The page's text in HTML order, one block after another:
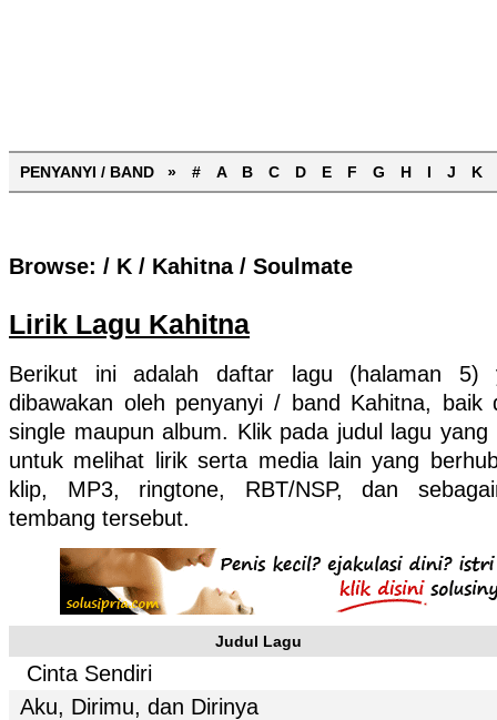
PENYANYI / BAND » # A B C D E F G H I J K
Browse: / K / Kahitna/ Soulmate
Lirik Lagu Kahitna
Berikut ini adalah daftar lagu (halaman 5)
dibawakan oleh penyanyi / band Kahitna, baik
single maupun album. Klik pada judul lagu yang
untuk melihat lirik serta media lain yang
klip, MP3, ringtone, RBT/NSP, dan
tembang tersebut.
Judul Lagu
Cinta Sendiri
Aku, Dirimu, dan Dirinya